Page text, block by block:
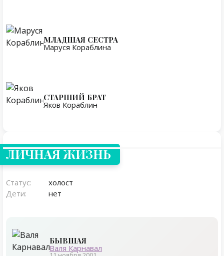
МЛАДШАЯ СЕСТРА
Маруся Кораблина
СТАРШИЙ БРАТ
Яков Кораблин
ЛИЧНАЯ ЖИЗНЬ
Статус:
холост
Дети:
нет
БЫВШАЯ
Валя Карнавал